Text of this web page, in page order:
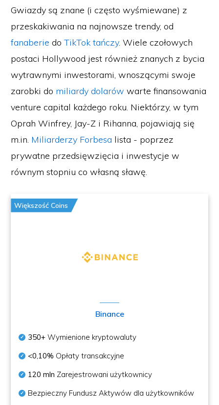
Gwiazdy są znane (i często wyśmiewane) z
przeskakiwania na najnowsze trendy, od
fanaberie doTikTok tańczy. Wiele czołowych
postaci Hollywood jest również znanych z bycia
wytrawnymi inwestorami, wnoszącymi swoje
zarobki do miliardy dolarów warte finansowania
venture capital każdego roku. Niektórzy, w tym
Oprah Winfrey, Jay-Z i Rihanna, pojawiają się
m.in. Miliarderzy Forbesa lista - poprzez
prywatne przedsięwzięcia i inwestycje w
równym stopniu co własną sławę.
Większość Coins
Binance
350+ Wymienione kryptowaluty
<0,10% Opłaty transakcyjne
120 mln Zarejestrowani użytkownicy
Bezpieczny Fundusz Aktywów dla użytkowników